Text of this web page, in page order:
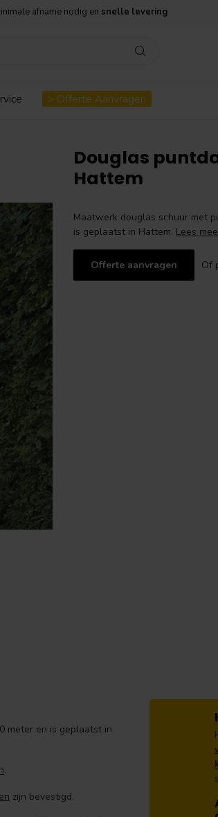
afname nodig en snelle levering
> Offerte Aanvragen
Douglas
Hattem
Maatwerk douglas schuur met
is geplaatst in Hattem. Lees
Offerte aanvragen Of
meter en is geplaatst in
.
zijn bevestigd.